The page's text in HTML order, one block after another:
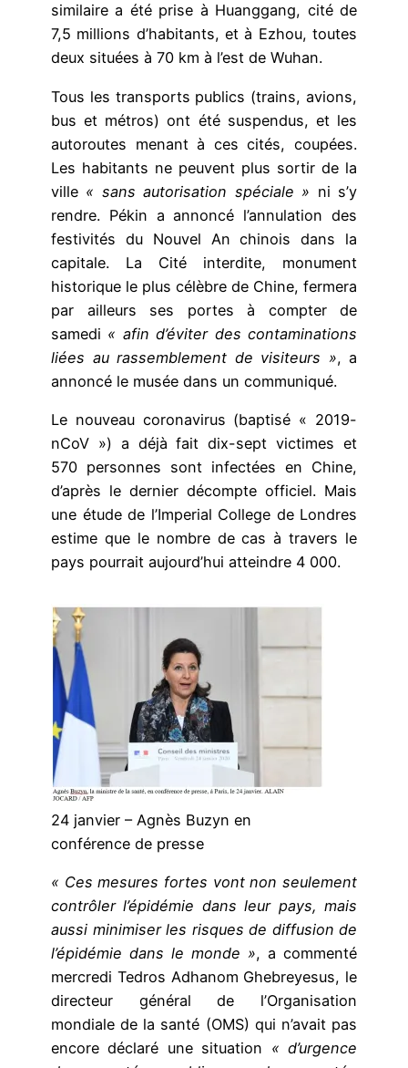
similaire a été prise à Huanggang, cité de
7,5 millions d’habitants, et à Ezhou, toutes
deux situées à 70 km à l’est de Wuhan.
Tous les transports publics (trains, avions,
bus et métros) ont été suspendus, et les
autoroutes menant à ces cités, coupées.
Les habitants ne peuvent plus sortir de la
ville « sans autorisation spéciale » ni s’y
rendre. Pékin a annoncé l’annulation des
festivités du Nouvel An chinois dans la
capitale. La Cité interdite, monument
historique le plus célèbre de Chine, fermera
par ailleurs ses portes à compter de
samedi « afin d’éviter des contaminations
liées au rassemblement de visiteurs », a
annoncé le musée dans un communiqué.
Le nouveau coronavirus (baptisé « 2019-
nCoV ») a déjà fait dix-sept victimes et
570 personnes sont infectées en Chine,
d’après le dernier décompte officiel. Mais
une étude de l’Imperial College de Londres
estime que le nombre de cas à travers le
pays pourrait aujourd’hui atteindre 4 000.
24 janvier – Agnès Buzyn en
conférence de presse
« Ces mesures fortes vont non seulement
contrôler l’épidémie dans leur pays, mais
aussi minimiser les risques de diffusion de
l’épidémie dans le monde », a commenté
mercredi Tedros Adhanom Ghebreyesus, le
directeur général de l’Organisation
mondiale de la santé (OMS) qui n’avait pas
encore déclaré une situation « d’urgence